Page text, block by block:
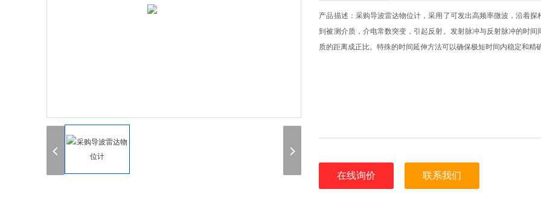
产品描述：采购导波雷达物位计，采用了可发出高频率微波，沿着探
到被测介质，介电常数突变，引起反射。发射脉冲与反射脉冲的时间
质的距离成正比。特殊的时间延伸方法可以确保极短时间内稳定和精
在线询价 联系我们